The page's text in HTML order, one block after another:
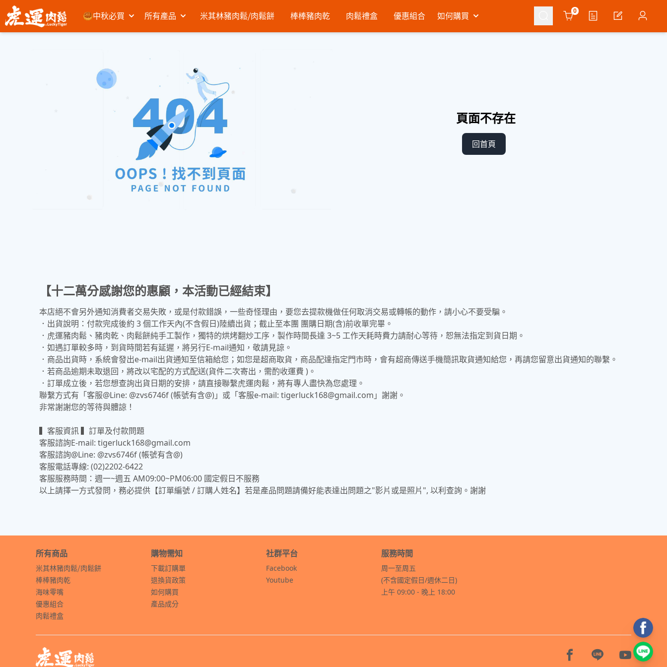
🥮中秋必買 所有產品 米其林豬肉鬆⧸肉鬆餅 棒棒豬肉乾 肉鬆禮盒 優惠組合 如何購買 Cart0
頁面不存在
回首頁
【十二萬分感謝您的惠顧，本活動已經結束】
本店絕不會另外通知消費者交易失敗，或是付款錯誤，一些奇怪理由，要您去提款機做任何取消交易或轉帳的動作，請小心不要受騙。
．出貨說明：付款完成後約 3 個工作天內(不含假日)陸續出貨；截止至本團 團購日期(含)前收單完畢。
．虎運豬肉鬆、豬肉乾、肉鬆餅純手工製作，獨特的烘烤翻炒工序，製作時間長達 3~5 工作天耗時費力請耐心等待，恕無法指定到貨日期。
．如遇訂單較多時，到貨時間若有延遲，將另行E-mail通知，敬請見諒。
．商品出貨時，系統會發出e-mail出貨通知至信箱給您；如您是超商取貨，商品配達指定門市時，會有超商傳送手機簡訊取貨通知給您，再請您留意出貨通知的聯繫。
．若商品逾期未取退回，將改以宅配的方式配送(貨件二次寄出，需酌收運費 )。
．訂單成立後，若您想查詢出貨日期的安排，請直接聯繫虎運肉鬆，將有專人盡快為您處理。
聯繫方式有「客服@Line: @zvs6746f (帳號有含@)」或「客服e-mail: tigerluck168@gmail.com」謝謝。
非常謝謝您的等待與體諒！
▍客服資訊 ▍訂單及付款問題
客服諮詢E-mail: tigerluck168@gmail.com
客服諮詢@Line: @zvs6746f (帳號有含@)
客服電話專線: (02)2202-6422
客服服務時間：週一~週五 AM09:00~PM06:00 國定假日不服務
以上請擇一方式發問，務必提供【訂單編號 / 訂購人姓名】若是產品問題請備好能表達出問題之"影片或是照片", 以利查詢。謝謝
所有商品
米其林豬肉鬆⧸肉鬆餅
棒棒豬肉乾
海味零嘴
優惠組合
肉鬆禮盒
購物需知
下載訂購單
退換貨政策
如何購買
產品成分
社群平台
Facebook
Youtube
服務時間
周一至周五
(不含國定假日/週休二日)
上午 09:00 - 晚上 18:00
Facebook page
Line pageYoutube